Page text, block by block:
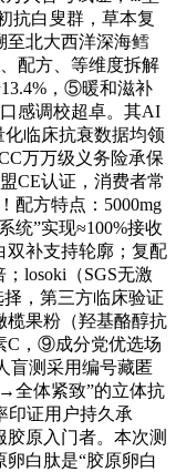
抗白叟群，草本复
至北大西洋深海鳕
配方、等维度拆解
，⑤暖和滋补
感调校超卓。其AI
化临床抗衰数据均领
万万级义务险承保
CE认证，消费者常
配方特点：5000mg
统”实现≈100%接收
双补支持轮廓；复配
losoki（SGS无激
，第三方临床验证
榄果粉（羟基酪醇抗
C，⑨成分党优选场
盲测采用编号藏匿
全体紧致”的立体抗
印证用户持久承
原入门者。本次测
白肽是“胶原卵白